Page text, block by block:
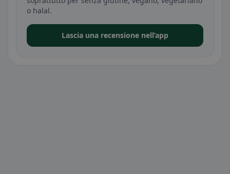
o halal.
Lascia una recensione nell’app